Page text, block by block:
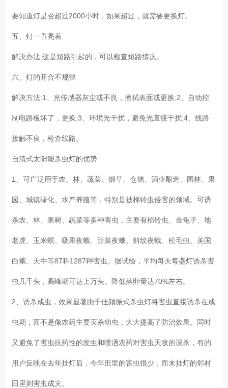
要知道灯是否超过2000小时，如果超过，就需要更换灯。
五、灯一直亮着
解决办法:这是短路引起的，可以检查短路情况。
六、灯的开合不规律
解决方法:1、光传感器灰尘或不良，擦拭表面或更换;2、自动控
制电路板坏了，更换;3、环境光干扰，避免光直接干扰;4、线路
接触不良，检查线路。
自清式太阳能杀虫灯的优势
1、可广泛用于农、林、蔬菜、烟草、仓储、酒业酿造、园林、果
园、城镇绿化、水产养殖等，特别是被棉铃虫侵害的领域。可诱
杀农、林、果树、蔬菜等多种害虫，主要有棉铃虫、金龟子、地
老虎、玉米螟、吸果夜蛾、甜菜夜蛾、斜纹夜蛾、松毛虫、美国
白蛾、天牛等87科1287种害虫。据试验，平均每天每盏灯诱杀害
虫几千头，高峰期可达上万头。降低落卵量达70%左右。
2、诱杀成虫，效果显著由于佳频振式杀虫灯将害虫直接诱杀在成
虫期，而不是像农药主要灭杀幼虫，大大提高了防治效果。同时
又避免了害虫抗药性的发生和喷洒农药对害虫天敌的误杀，有的
用户反映在去年挂灯后，今年田里的害虫很少，而未挂灯的邻村
田里则害虫成灾。